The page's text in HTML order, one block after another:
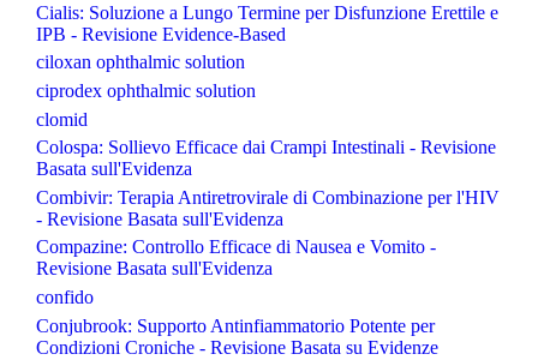
Cialis: Soluzione a Lungo Termine per Disfunzione Erettile e
IPB - Revisione Evidence-Based
ciloxan ophthalmic solution
ciprodex ophthalmic solution
clomid
Colospa: Sollievo Efficace dai Crampi Intestinali - Revisione
Basata sull'Evidenza
Combivir: Terapia Antiretrovirale di Combinazione per l'HIV
- Revisione Basata sull'Evidenza
Compazine: Controllo Efficace di Nausea e Vomito -
Revisione Basata sull'Evidenza
confido
Conjubrook: Supporto Antinfiammatorio Potente per
Condizioni Croniche - Revisione Basata su Evidenze